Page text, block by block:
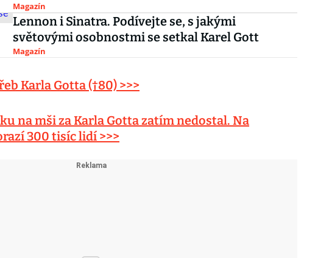
Magazín
Lennon i Sinatra. Podívejte se, s jakými
světovými osobnostmi se setkal Karel Gott
Magazín
Karla Gotta (†80) >>>
na mši za Karla Gotta zatím nedostal. Na
300 tisíc lidí >>>